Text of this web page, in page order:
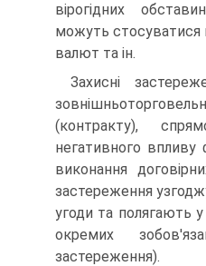
вірогідних
можуть стосуватися
валют та ін.
Захисні
(контракту),
негативного впливу
виконання
застереження
угоди та полягають
окремих
застереження).